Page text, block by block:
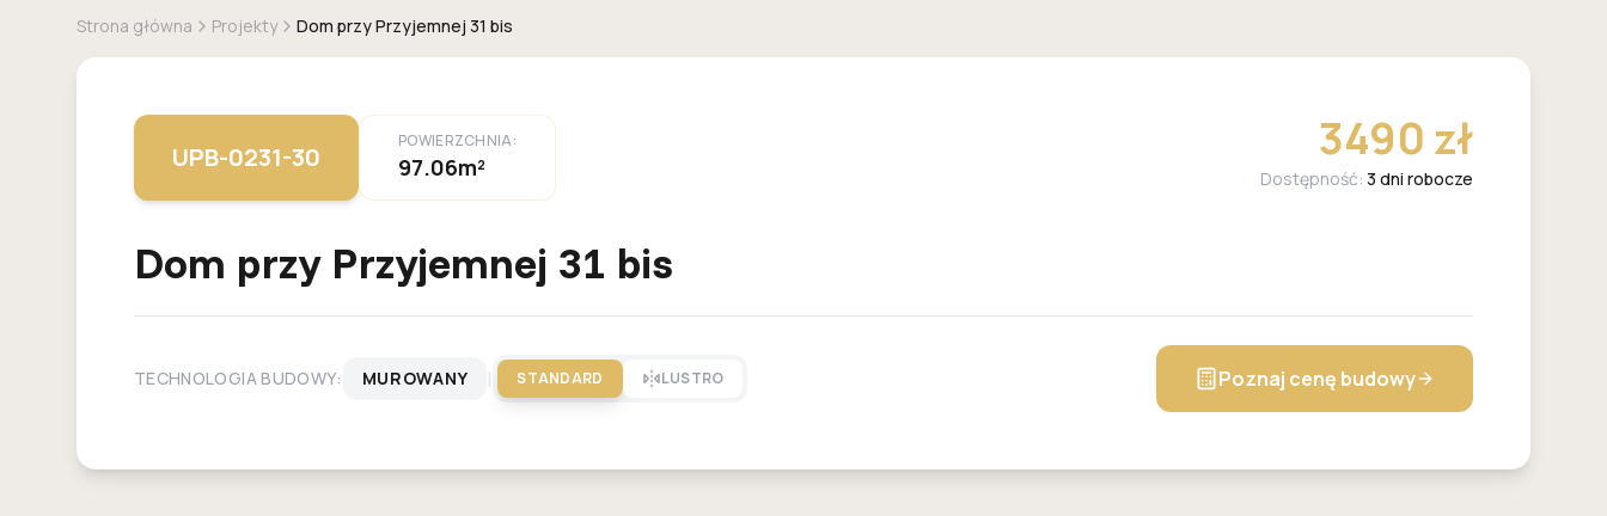
Strona główna Projekty Dom przy Przyjemnej 31 bis
UPB-0231-30
POWIERZCHNIA:
97.06m² 3490 zł
Dostępność: 3 dni robocze
Dom przy Przyjemnej 31 bis
TECHNOLOGIA BUDOWY: MUROWANY | STANDARD LUSTRO Poznaj cenę budowy